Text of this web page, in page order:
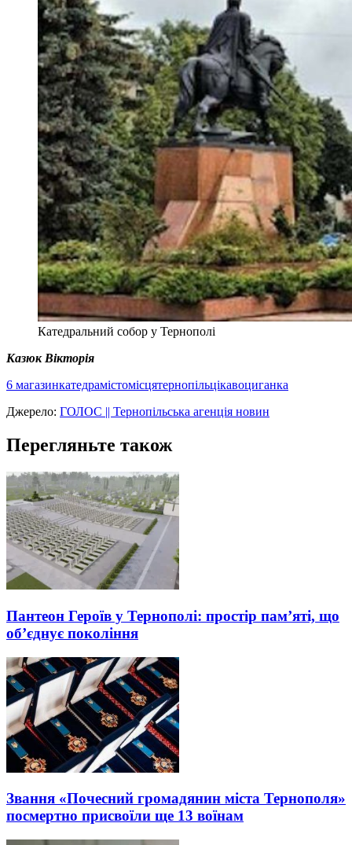
Катедральний собор у Тернополі
Казюк Вікторія
6 магазинкатедрамістомісцятернопільцікавоциганка
Джерело: ГОЛОС || Тернопільська агенція новин
Перегляньте також
Пантеон Героїв у Тернополі: простір пам’яті, що
об’єднує покоління
Звання «Почесний громадянин міста Тернополя»
посмертно присвоїли ще 13 воїнам